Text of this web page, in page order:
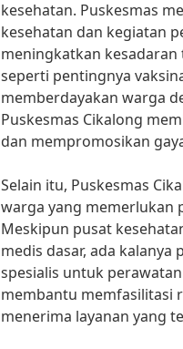
kesehatan. Puskesmas
kesehatan dan kegiatan
meningkatkan
seperti pentingnya
memberdayakan warga
Puskesmas Cikalong
dan mempromosikan
Selain itu, Puskesmas
warga yang memerlukan
Meskipun pusat
medis dasar, ada
spesialis untuk
membantu memfasilitasi
menerima layanan yang